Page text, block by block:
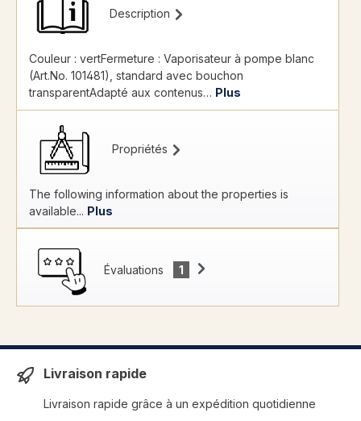
Description
Couleur : vertFermeture : Vaporisateur à pompe blanc
(Art.No. 101481), standard avec bouchon
transparentAdapté aux contenus… Plus
Propriétés
The following information about the properties is
available... Plus
Évaluations 1
Livraison rapide
Livraison rapide grâce à un expédition quotidienne